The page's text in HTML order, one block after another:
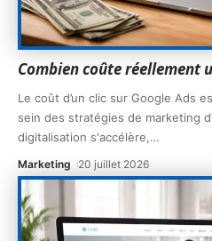
Combien coûte réellement
Le coût d’un clic sur Google Ads
sein des stratégies de marketing
digitalisation s'accélère,…
Marketing 20 juillet 2026